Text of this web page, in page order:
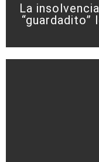
La
“guardadito”